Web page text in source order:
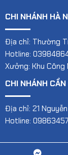
CHI NHÁNH HÀ
Địa chỉ: Thường
Hotline:
Xưởng: Khu Công
CHI NHÁNH
Địa chỉ: 21
Hotline: